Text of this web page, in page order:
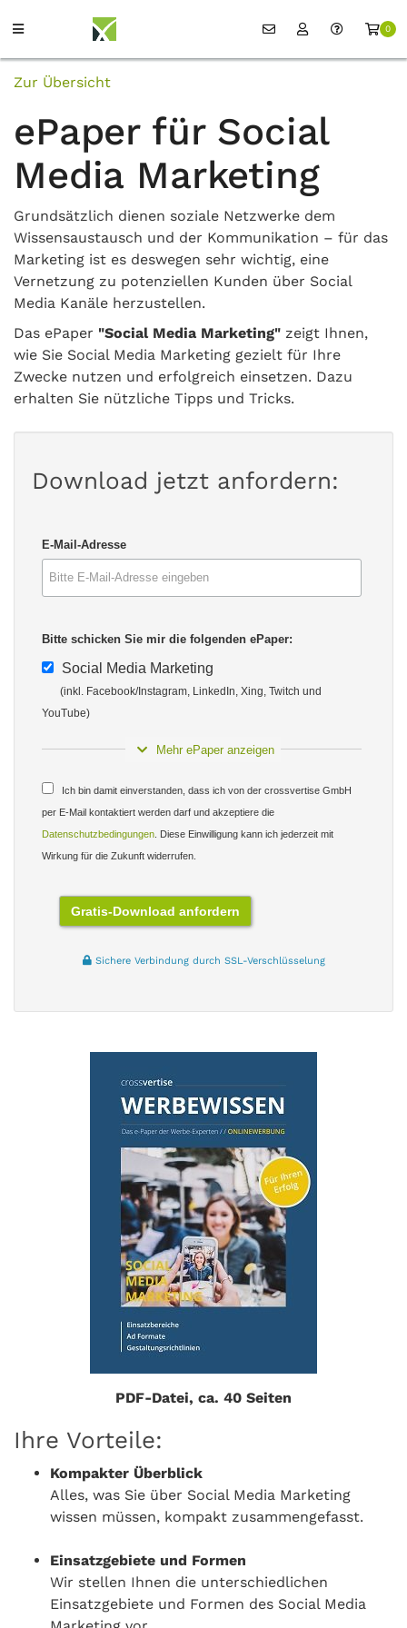
0
Zur Übersicht
ePaper für Social
Media Marketing
Grundsätzlich dienen soziale Netzwerke dem
Wissensaustausch und der Kommunikation – für das
Marketing ist es deswegen sehr wichtig, eine
Vernetzung zu potenziellen Kunden über Social
Media Kanäle herzustellen.
Das ePaper "Social Media Marketing" zeigt Ihnen,
wie Sie Social Media Marketing gezielt für Ihre
Zwecke nutzen und erfolgreich einsetzen. Dazu
erhalten Sie nützliche Tipps und Tricks.
Download jetzt anfordern:
E-Mail-Adresse
Bitte schicken Sie mir die folgenden ePaper:
Social Media Marketing
(inkl. Facebook/Instagram, LinkedIn, Xing, Twitch und
YouTube)
Mehr ePaper anzeigen
Ich bin damit einverstanden, dass ich von der crossvertise GmbH
per E-Mail kontaktiert werden darf und akzeptiere die
Datenschutzbedingungen . Diese Einwilligung kann ich jederzeit mit
Wirkung für die Zukunft widerrufen.
Sichere Verbindung durch SSL-Verschlüsselung
PDF-Datei, ca. 40 Seiten
Ihre Vorteile:
Kompakter Überblick
Alles, was Sie über Social Media Marketing
wissen müssen, kompakt zusammengefasst.
Einsatzgebiete und Formen
Wir stellen Ihnen die unterschiedlichen
Einsatzgebiete und Formen des Social Media